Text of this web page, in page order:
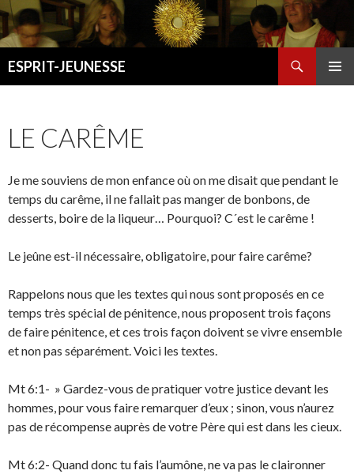
ESPRIT-JEUNESSE
LE CARÊME
Je me souviens de mon enfance où on me disait que pendant le
temps du carême, il ne fallait pas manger de bonbons, de
desserts, boire de la liqueur… Pourquoi? C´est le carême !
Le jeûne est-il nécessaire, obligatoire, pour faire carême?
Rappelons nous que les textes qui nous sont proposés en ce
temps très spécial de pénitence, nous proposent trois façons
de faire pénitence, et ces trois façon doivent se vivre ensemble
et non pas séparément. Voici les textes.
Mt 6:1- » Gardez-vous de pratiquer votre justice devant les
hommes, pour vous faire remarquer d’eux ; sinon, vous n’aurez
pas de récompense auprès de votre Père qui est dans les cieux.
Mt 6:2- Quand donc tu fais l’aumône, ne va pas le claironner